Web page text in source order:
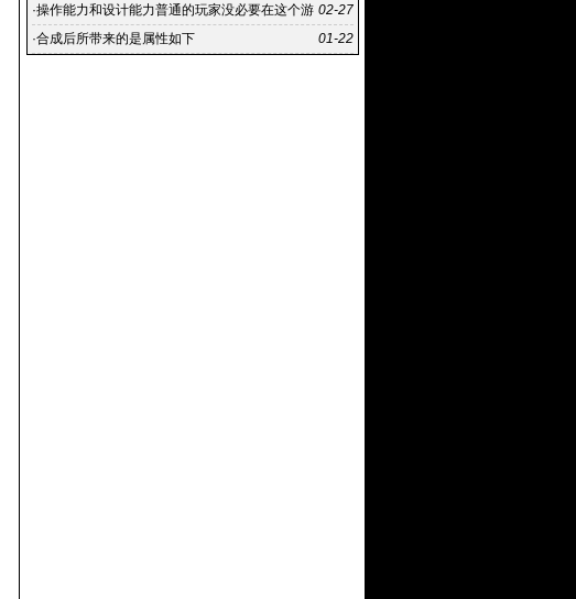
02-27
·操作能力和设计能力普通的玩家没必要在这个游
戏里赚钱
01-22
·合成后所带来的是属性如下